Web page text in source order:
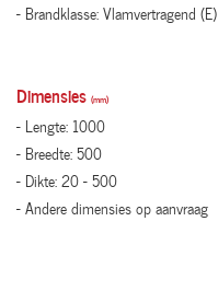
- Brandklasse: Vlamvertragend (E)
Dimensies (mm)
- Lengte: 1000
- Breedte: 500
- Dikte: 20 - 500
- Andere dimensies op aanvraag